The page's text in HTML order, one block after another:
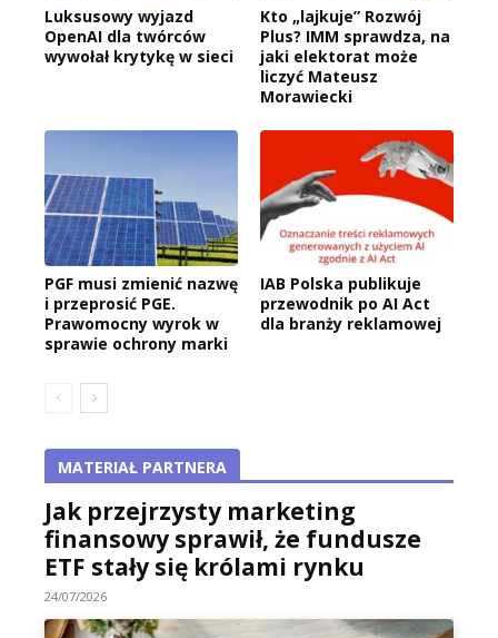
Luksusowy wyjazd
OpenAI dla twórców
wywołał krytykę w sieci
Kto „lajkuje” Rozwój
Plus? IMM sprawdza, na
jaki elektorat może
liczyć Mateusz
Morawiecki
PGF musi zmienić nazwę
i przeprosić PGE.
Prawomocny wyrok w
sprawie ochrony marki
IAB Polska publikuje
przewodnik po AI Act
dla branży reklamowej
MATERIAŁ PARTNERA
Jak przejrzysty marketing
finansowy sprawił, że fundusze
ETF stały się królami rynku
24/07/2026